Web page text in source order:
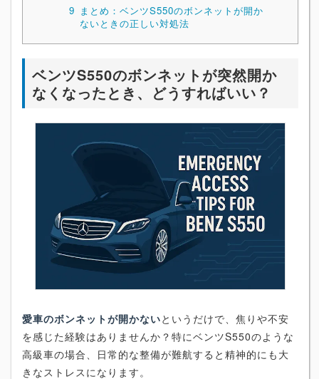
9 まとめ：ベンツS550のボンネットが開か
ないときの正しい対処法
ベンツS550のボンネットが突然開か
なくなったとき、どうすればいい？
愛車のボンネットが開かないというだけで、焦りや不安
を感じた経験はありませんか？特にベンツS550のような
高級車の場合、日常的な整備が難航すると精神的にも大
きなストレスになります。